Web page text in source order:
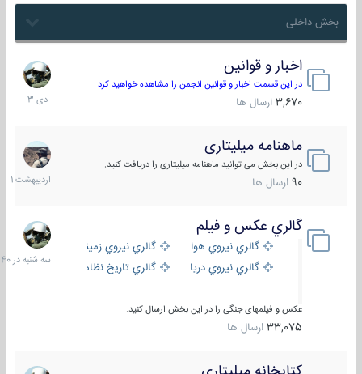
بخش داخلی
اخبار و قوانین
در این قسمت اخبار و قوانین انجمن را مشاهده خواهید کرد
3,670 ارسال ها
22
دی
1403
ماهنامه میلیتاری
در این بخش می توانید ماهنامه میلیتاری را دریافت کنید.
90 ارسال ها
30
1401
گالري عكس و فيلم
گالري نيروي هوايي
گالري نيروي زميني
گالري نيروي دريايي
گالري تاریخ نظامی
عکس و فیلمهای جنگی را در این بخش ارسال کنید.
33,075 ارسال ها
سه
شنبه
در